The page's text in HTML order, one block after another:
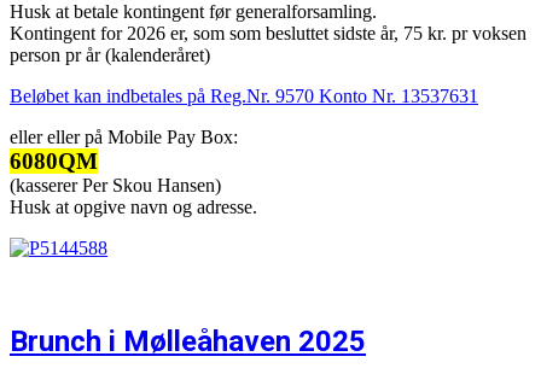
Husk at betale kontingent før generalforsamling.
Kontingent for 2026 er, som som besluttet sidste år, 75 kr. pr voksen
person pr år (kalenderåret)
Beløbet kan indbetales på Reg.Nr. 9570 Konto Nr. 13537631
eller eller på Mobile Pay Box:
6080QM
(kasserer Per Skou Hansen)
Husk at opgive navn og adresse.
Brunch i Mølleåhaven 2025